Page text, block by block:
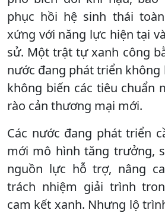
phục hồi hệ sinh thái
xứng với năng lực hiện tại
sử. Một trật tự xanh công
nước đang phát triển không
không biến các tiêu chuẩn
rào cản thương mại mới.
Các nước đang phát triển
mới mô hình tăng trưởng,
nguồn lực hỗ trợ, nâng
trách nhiệm giải trình
cam kết xanh. Nhưng lộ